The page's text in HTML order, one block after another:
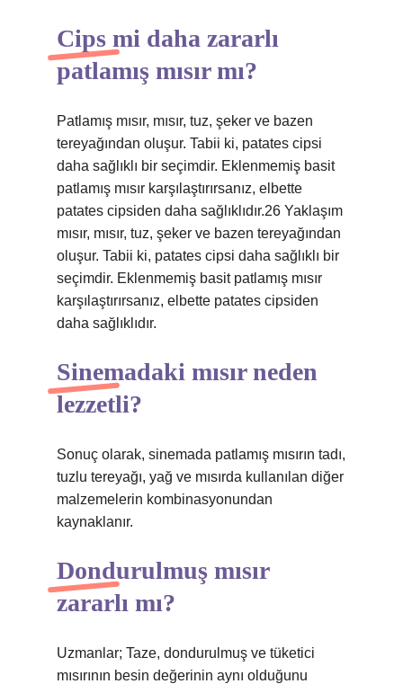
Cips mi daha zararlı
patlamış mısır mı?
Patlamış mısır, mısır, tuz, şeker ve bazen
tereyağından oluşur. Tabii ki, patates cipsi
daha sağlıklı bir seçimdir. Eklenmemiş basit
patlamış mısır karşılaştırırsanız, elbette
patates cipsiden daha sağlıklıdır.26 Yaklaşım
mısır, mısır, tuz, şeker ve bazen tereyağından
oluşur. Tabii ki, patates cipsi daha sağlıklı bir
seçimdir. Eklenmemiş basit patlamış mısır
karşılaştırırsanız, elbette patates cipsiden
daha sağlıklıdır.
Sinemadaki mısır neden
lezzetli?
Sonuç olarak, sinemada patlamış mısırın tadı,
tuzlu tereyağı, yağ ve mısırda kullanılan diğer
malzemelerin kombinasyonundan
kaynaklanır.
Dondurulmuş mısır
zararlı mı?
Uzmanlar; Taze, dondurulmuş ve tüketici
mısırının besin değerinin aynı olduğunu